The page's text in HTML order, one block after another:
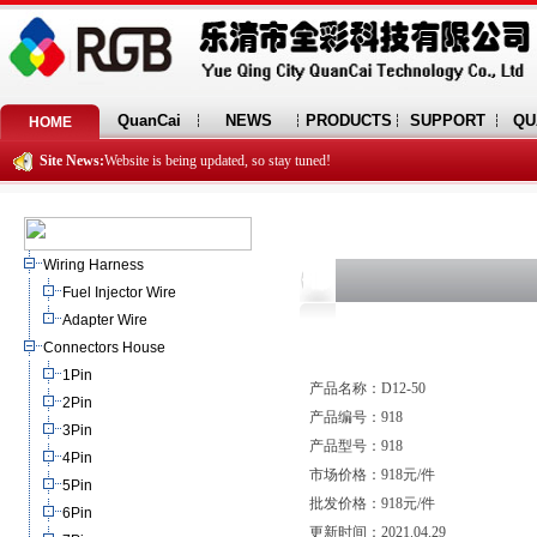
HOME QuanCai NEWS PRODUCTS SUPPORT
Site News:Website is being updated, so stay tuned!
Wiring Harness
Fuel Injector Wire
Adapter Wire
Connectors House
1Pin
2Pin
3Pin
4Pin
5Pin
6Pin
产品名称：D12-50
产品编号：918
产品型号：918
市场价格：918元/件
批发价格：918元/件
更新时间：2021.04.29